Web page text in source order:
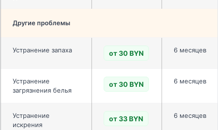
Другие проблемы
Устранение запаха от 30 BYN 6 месяцев
Устранение
загрязнения белья
от 30 BYN 6 месяцев
Устранение
искрения
от 33 BYN 6 месяцев